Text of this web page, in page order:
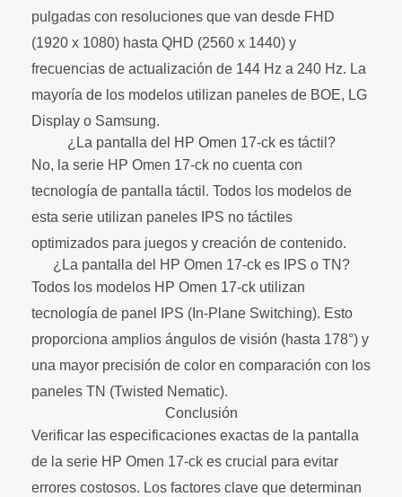
pulgadas con resoluciones que van desde FHD
(1920 x 1080) hasta QHD (2560 x 1440) y
frecuencias de actualización de 144 Hz a 240 Hz. La
mayoría de los modelos utilizan paneles de BOE, LG
Display o Samsung.
¿La pantalla del HP Omen 17-ck es táctil?
No, la serie HP Omen 17-ck no cuenta con
tecnología de pantalla táctil. Todos los modelos de
esta serie utilizan paneles IPS no táctiles
optimizados para juegos y creación de contenido.
¿La pantalla del HP Omen 17-ck es IPS o TN?
Todos los modelos HP Omen 17-ck utilizan
tecnología de panel IPS (In-Plane Switching). Esto
proporciona amplios ángulos de visión (hasta 178°) y
una mayor precisión de color en comparación con los
paneles TN (Twisted Nematic).
Conclusión
Verificar las especificaciones exactas de la pantalla
de la serie HP Omen 17-ck es crucial para evitar
errores costosos. Los factores clave que determinan